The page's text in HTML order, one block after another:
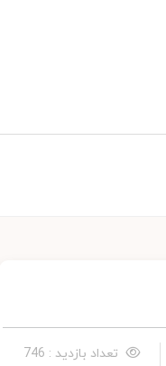
تعداد بازدید : 746